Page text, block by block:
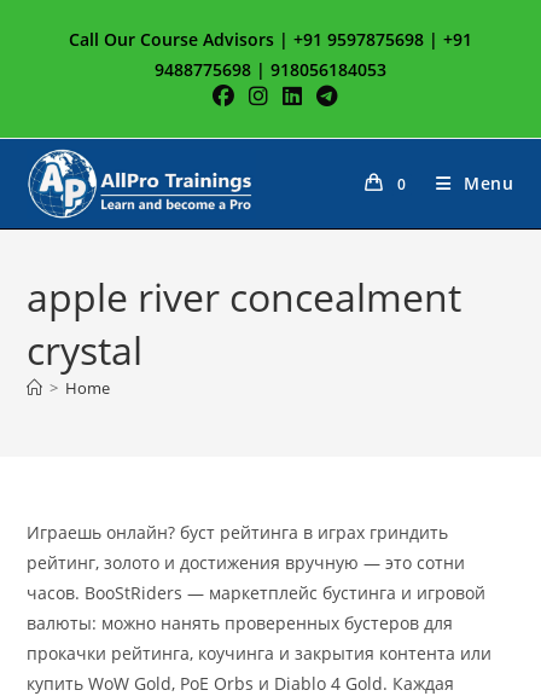
Call Our Course Advisors | +91 9597875698 | +91
9488775698 | 918056184053
0 Menu
apple river concealment
crystal
> Home
Играешь онлайн? буст рейтинга в играх гриндить
рейтинг, золото и достижения вручную — это сотни
часов. BooStRiders — маркетплейс бустинга и игровой
валюты: можно нанять проверенных бустеров для
прокачки рейтинга, коучинга и закрытия контента или
купить WoW Gold, PoE Orbs и Diablo 4 Gold. Каждая